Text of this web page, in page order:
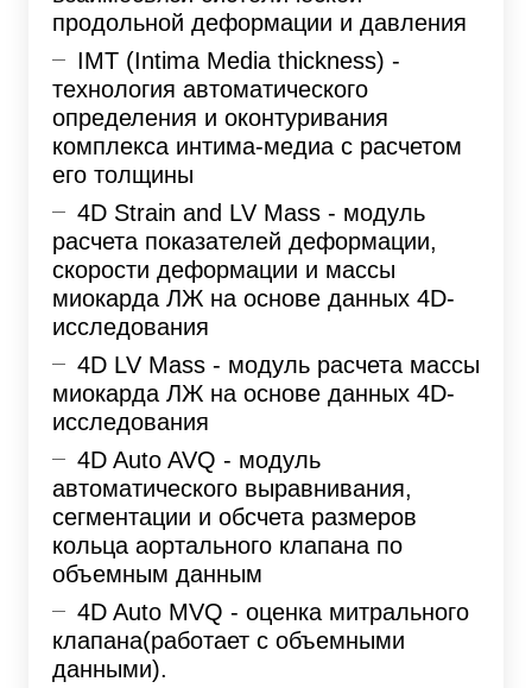
продольной деформации и давления
IMT (Intima Media thickness) -
технология автоматического
определения и оконтуривания
комплекса интима-медиа с расчетом
его толщины
4D Strain and LV Mass - модуль
расчета показателей деформации,
скорости деформации и массы
миокарда ЛЖ на основе данных 4D-
исследования
4D LV Mass - модуль расчета массы
миокарда ЛЖ на основе данных 4D-
исследования
4D Auto AVQ - модуль
автоматического выравнивания,
сегментации и обсчета размеров
кольца аортального клапана по
объемным данным
4D Auto MVQ - оценка митрального
клапана(работает с объемными
данными).